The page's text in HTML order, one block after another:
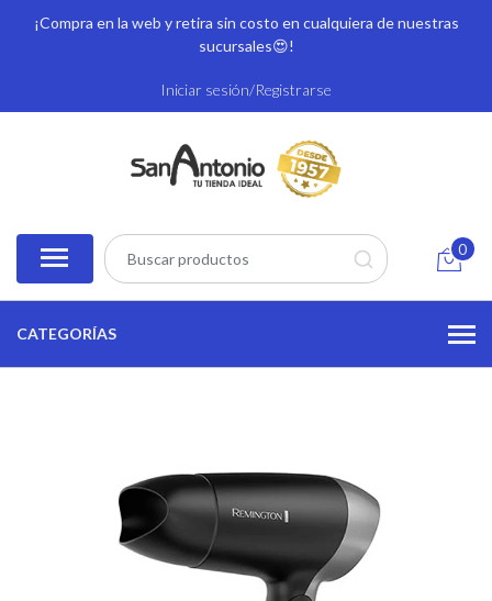
¡Compra en la web y retira sin costo en cualquiera de nuestras
sucursales😍!
Iniciar sesión/Registrarse
0
CATEGORÍAS